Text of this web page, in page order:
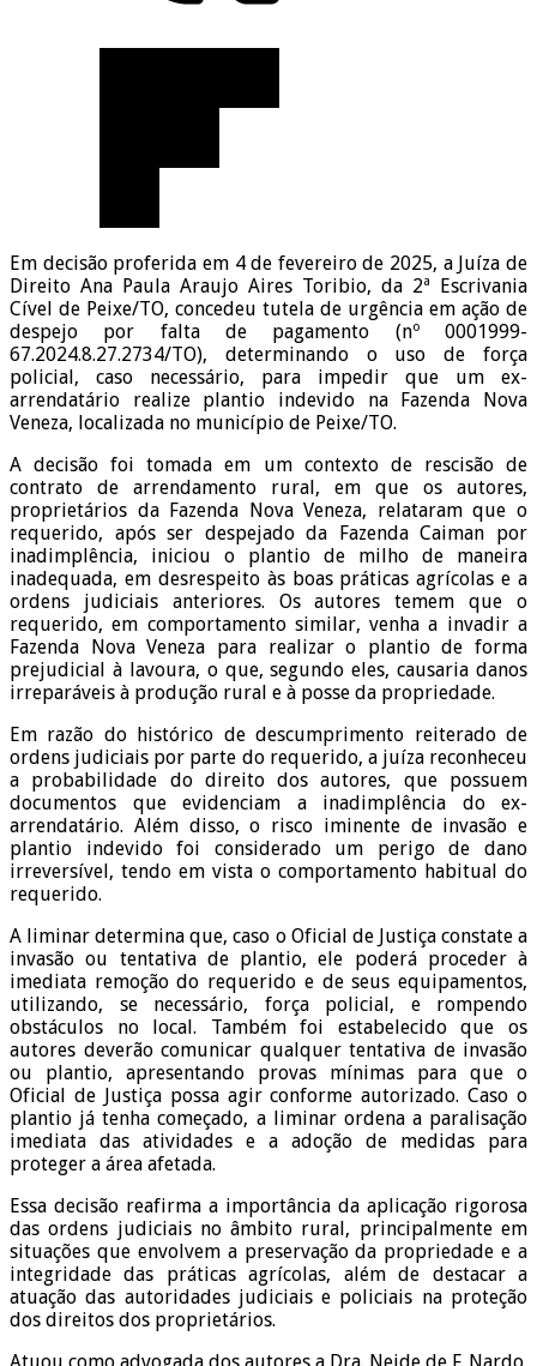
Em decisão proferida em 4 de fevereiro de 2025, a Juíza de
Direito Ana Paula Araujo Aires Toribio, da 2ª Escrivania
Cível de Peixe/TO, concedeu tutela de urgência em ação de
despejo por falta de pagamento (nº 0001999-
67.2024.8.27.2734/TO), determinando o uso de força
policial, caso necessário, para impedir que um ex-
arrendatário realize plantio indevido na Fazenda Nova
Veneza, localizada no município de Peixe/TO.
A decisão foi tomada em um contexto de rescisão de
contrato de arrendamento rural, em que os autores,
proprietários da Fazenda Nova Veneza, relataram que o
requerido, após ser despejado da Fazenda Caiman por
inadimplência, iniciou o plantio de milho de maneira
inadequada, em desrespeito às boas práticas agrícolas e a
ordens judiciais anteriores. Os autores temem que o
requerido, em comportamento similar, venha a invadir a
Fazenda Nova Veneza para realizar o plantio de forma
prejudicial à lavoura, o que, segundo eles, causaria danos
irreparáveis à produção rural e à posse da propriedade.
Em razão do histórico de descumprimento reiterado de
ordens judiciais por parte do requerido, a juíza reconheceu
a probabilidade do direito dos autores, que possuem
documentos que evidenciam a inadimplência do ex-
arrendatário. Além disso, o risco iminente de invasão e
plantio indevido foi considerado um perigo de dano
irreversível, tendo em vista o comportamento habitual do
requerido.
A liminar determina que, caso o Oficial de Justiça constate a
invasão ou tentativa de plantio, ele poderá proceder à
imediata remoção do requerido e de seus equipamentos,
utilizando, se necessário, força policial, e rompendo
obstáculos no local. Também foi estabelecido que os
autores deverão comunicar qualquer tentativa de invasão
ou plantio, apresentando provas mínimas para que o
Oficial de Justiça possa agir conforme autorizado. Caso o
plantio já tenha começado, a liminar ordena a paralisação
imediata das atividades e a adoção de medidas para
proteger a área afetada.
Essa decisão reafirma a importância da aplicação rigorosa
das ordens judiciais no âmbito rural, principalmente em
situações que envolvem a preservação da propriedade e a
integridade das práticas agrícolas, além de destacar a
atuação das autoridades judiciais e policiais na proteção
dos direitos dos proprietários.
Atuou como advogada dos autores a Dra. Neide de F. Nardo